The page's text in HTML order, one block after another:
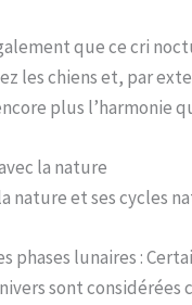
que ce cri
les chiens et, par
plus l’harmonie
la nature
nature et ses cycles
phases lunaires :
sont considérées